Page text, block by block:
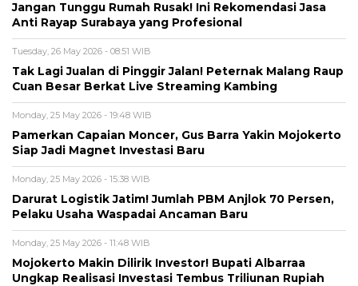
Jangan Tunggu Rumah Rusak! Ini Rekomendasi Jasa
Anti Rayap Surabaya yang Profesional
Tuesday, 26 May 2026 - 08:51 WIB
Tak Lagi Jualan di Pinggir Jalan! Peternak Malang Raup
Cuan Besar Berkat Live Streaming Kambing
Monday, 25 May 2026 - 19:48 WIB
Pamerkan Capaian Moncer, Gus Barra Yakin Mojokerto
Siap Jadi Magnet Investasi Baru
Monday, 25 May 2026 - 15:38 WIB
Darurat Logistik Jatim! Jumlah PBM Anjlok 70 Persen,
Pelaku Usaha Waspadai Ancaman Baru
Monday, 25 May 2026 - 11:48 WIB
Mojokerto Makin Dilirik Investor! Bupati Albarraa
Ungkap Realisasi Investasi Tembus Triliunan Rupiah